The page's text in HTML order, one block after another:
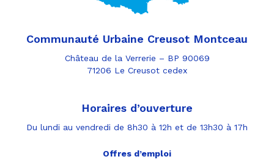
Communauté Urbaine Creusot Montceau
Château de la Verrerie – BP 90069
71206 Le Creusot cedex
Horaires d’ouverture
Du lundi au vendredi de 8h30 à 12h et de 13h30 à 17h
Offres d’emploi